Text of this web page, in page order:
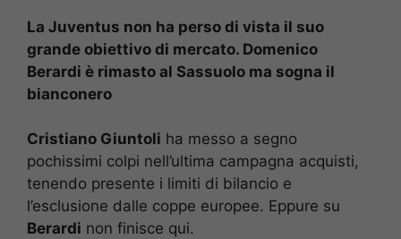
La Juventus non ha perso di vista il suo
grande obiettivo di mercato. Domenico
Berardi è rimasto al Sassuolo ma sogna il
bianconero
Cristiano Giuntoli ha messo a segno
pochissimi colpi nell’ultima campagna acquisti,
tenendo presente i limiti di bilancio e
l’esclusione dalle coppe europee. Eppure su
Berardi non finisce qui.